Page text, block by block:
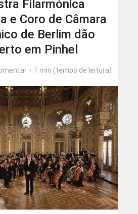
Filarmónica
e Coro de Câmara
de Berlim dão
em Pinhel
1 min (tempo de leitura)